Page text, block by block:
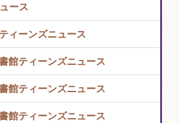
ース
ィーンズニュース
館ティーンズニュース
館ティーンズニュース
館ティーンズニュース